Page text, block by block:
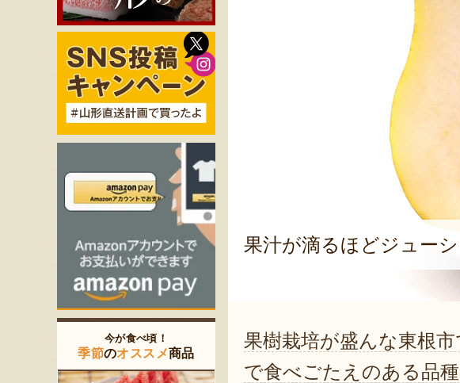
果汁が滴るほどジューシ
果樹栽培が盛んな東根
で食べごたえのある品
今が食べ頃！
季節のオススメ商品